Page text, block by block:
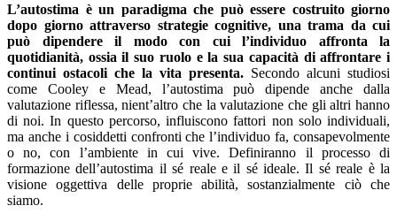
L’autostima è un paradigma che può essere costruito giorno
dopo giorno attraverso strategie cognitive, una trama da cui
può dipendere il modo con cui l’individuo affronta la
quotidianità, ossia il suo ruolo e la sua capacità di affrontare i
continui ostacoli che la vita presenta. Secondo alcuni studiosi
come Cooley e Mead, l’autostima può dipende anche dalla
valutazione riflessa, nient’altro che la valutazione che gli altri hanno
di noi. In questo percorso, influiscono fattori non solo individuali,
ma anche i cosiddetti confronti che l’individuo fa, consapevolmente
o no, con l’ambiente in cui vive. Definiranno il processo di
formazione dell’autostima il sé reale e il sé ideale. Il sé reale è la
visione oggettiva delle proprie abilità, sostanzialmente ciò che
siamo.